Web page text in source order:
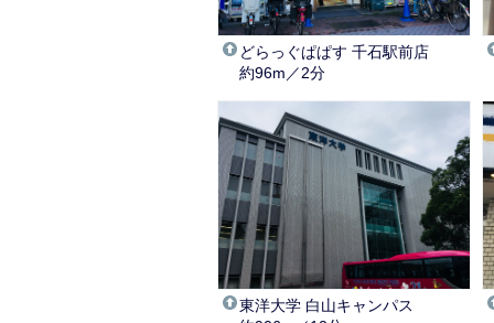
どらっぐぱぱす 千石駅前店
約96m／2分
東洋大学 白山キャンパス